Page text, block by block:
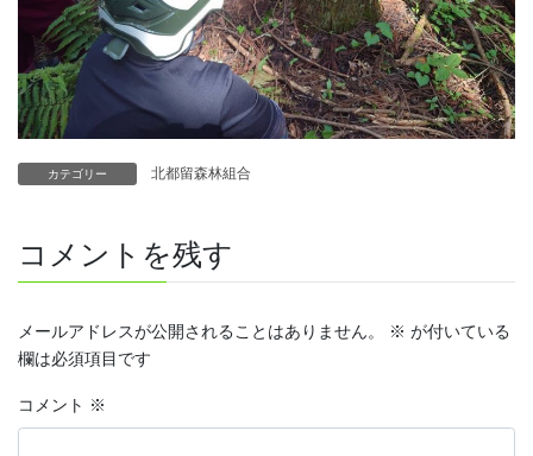
カテゴリー 北都留森林組合
コメントを残す
メールアドレスが公開されることはありません。 ※ が付いている
欄は必須項目です
コメント ※